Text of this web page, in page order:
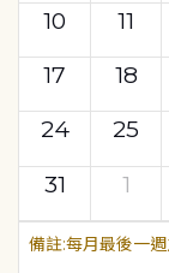
10
11
17
18
24
25
31
1
每月最後一